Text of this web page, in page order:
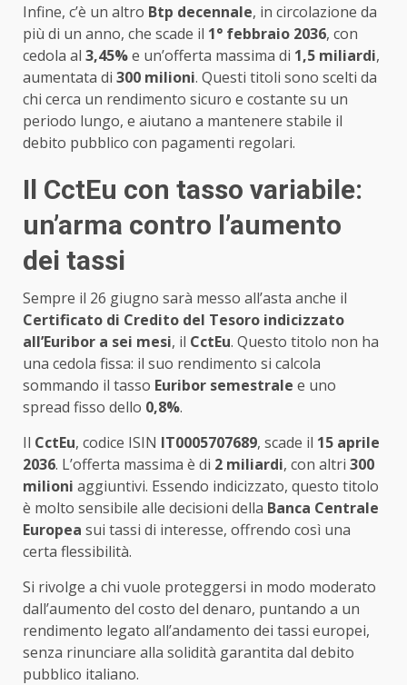
Infine, c’è un altro Btp decennale, in circolazione da
più di un anno, che scade il 1° febbraio 2036, con
cedola al 3,45%e un’offerta massima di 1,5 miliardi,
aumentata di 300 milioni. Questi titoli sono scelti da
chi cerca un rendimento sicuro e costante su un
periodo lungo, e aiutano a mantenere stabile il
debito pubblico con pagamenti regolari.
Il CctEu con tasso variabile:
un’arma contro l’aumento
dei tassi
Sempre il 26 giugno sarà messo all’asta anche il
Certificato di Credito del Tesoro indicizzato
all’Euribor a sei mesi, il CctEu. Questo titolo non ha
una cedola fissa: il suo rendimento si calcola
sommando il tasso Euribor semestrale e uno
spread fisso dello 0,8%.
Il CctEu, codice ISIN IT0005707689, scade il 15 aprile
2036. L’offerta massima è di 2 miliardi, con altri 300
milioni aggiuntivi. Essendo indicizzato, questo titolo
è molto sensibile alle decisioni della Banca Centrale
Europea sui tassi di interesse, offrendo così una
certa flessibilità.
Si rivolge a chi vuole proteggersi in modo moderato
dall’aumento del costo del denaro, puntando a un
rendimento legato all’andamento dei tassi europei,
senza rinunciare alla solidità garantita dal debito
pubblico italiano.